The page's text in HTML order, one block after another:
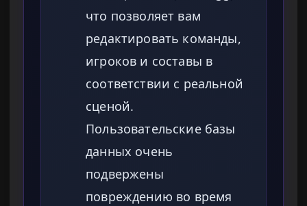
что позволяет вам
редактировать команды,
игроков и составы в
соответствии с реальной
сценой.
Пользовательские базы
данных очень
подвержены
повреждению во время